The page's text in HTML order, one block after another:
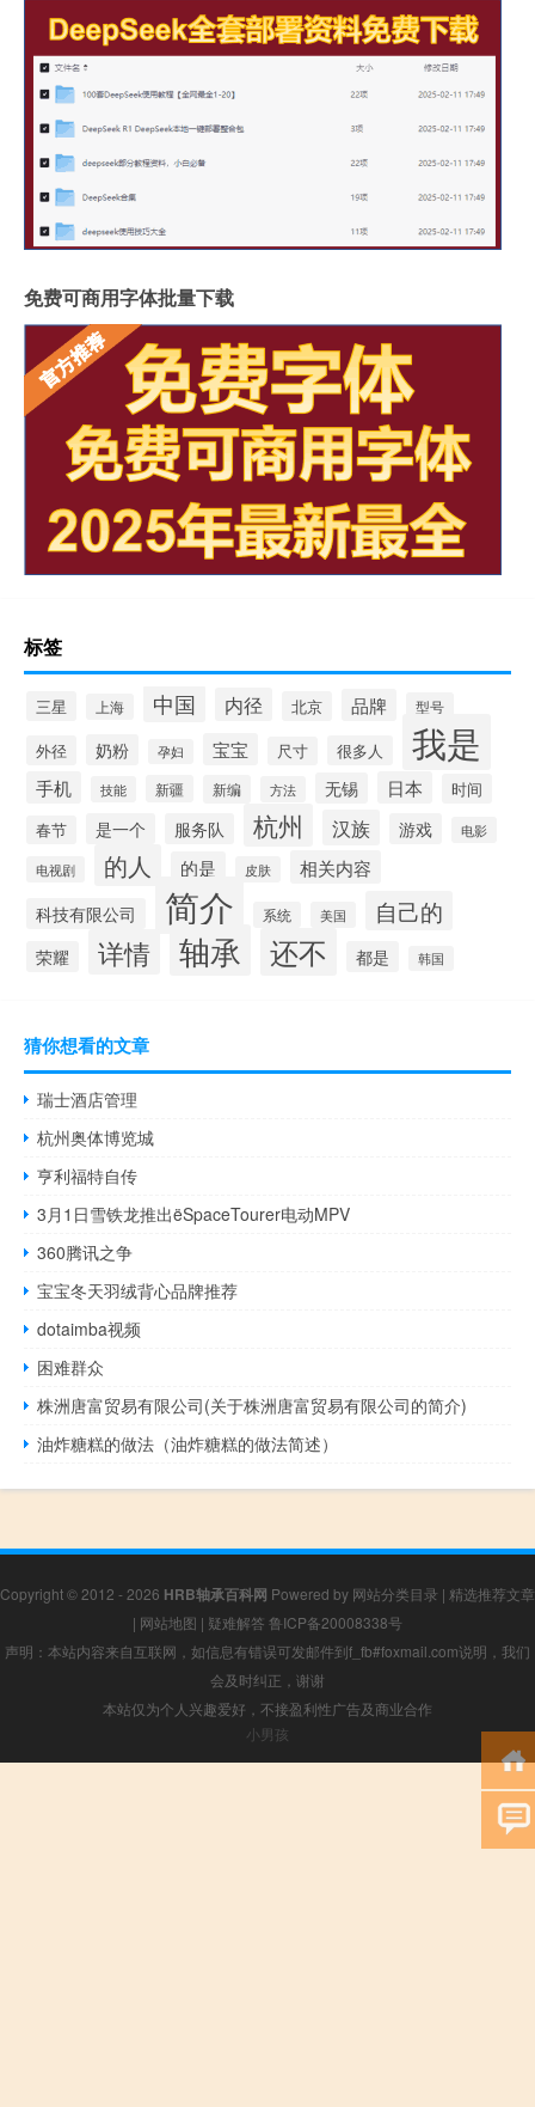
免费可商用字体批量下载
标签
三星 上海 中国 内径 北京 品牌 型号
外径 奶粉 孕妇 宝宝 尺寸 很多人 我是
手机 技能 新疆 新编 方法 无锡 日本 时间
春节 是一个 服务队 杭州 汉族 游戏 电影
电视剧 的人 的是 皮肤 相关内容
科技有限公司 简介 系统 美国 自己的
荣耀 详情 轴承 还不 都是 韩国
猜你想看的文章
瑞士酒店管理
杭州奥体博览城
亨利福特自传
3月1日雪铁龙推出ëSpaceTourer电动MPV
360腾讯之争
宝宝冬天羽绒背心品牌推荐
dotaimba视频
困难群众
株洲唐富贸易有限公司(关于株洲唐富贸易有限公司的简介)
油炸糖糕的做法（油炸糖糕的做法简述）
Copyright © 2012 - 2026 HRB轴承百科网 Powered by 网站分类目录 | 精选推荐文章
| 网站地图 | 疑难解答 鲁ICP备20008338号
声明：本站内容来自互联网，如信息有错误可发邮件到f_fb#foxmail.com说明，我们
会及时纠正，谢谢
本站仅为个人兴趣爱好，不接盈利性广告及商业合作
小男孩